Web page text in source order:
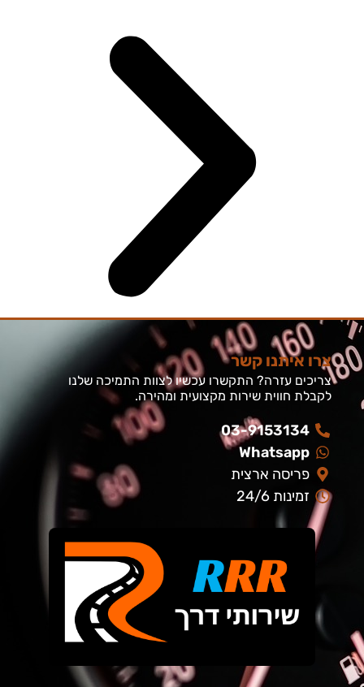
צרו איתנו קשר
צריכים עזרה? התקשרו עכשיו לצוות התמיכה שלנו
לקבלת חווית שירות מקצועית ומהירה.
03-9153134
Whatsapp
פריסה ארצית
זמינות 24/6